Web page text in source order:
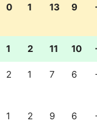
0 1 13 9
1 2 11 10
2 1 7 6
1 2 9 6